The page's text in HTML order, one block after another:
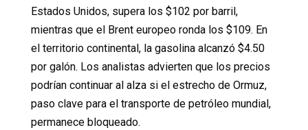
Estados Unidos, supera los $102 por barril,
mientras que el Brent europeo ronda los $109. En
el territorio continental, la gasolina alcanzó $4.50
por galón. Los analistas advierten que los precios
podrían continuar al alza si el estrecho de Ormuz,
paso clave para el transporte de petróleo mundial,
permanece bloqueado.